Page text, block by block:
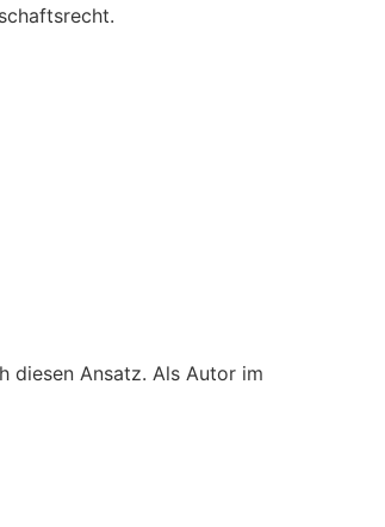
diesen Ansatz. Als Autor im